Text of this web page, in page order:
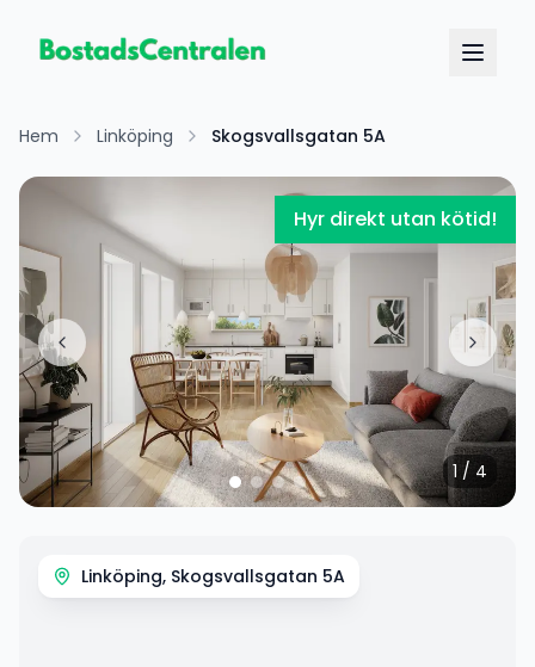
Hem Linköping Skogsvallsgatan 5A
Hyr direkt utan kötid!
1 / 4
Linköping, Skogsvallsgatan 5A